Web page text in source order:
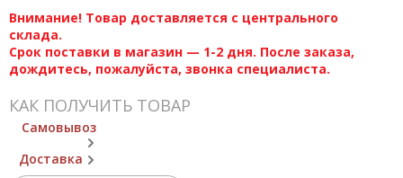
Внимание! Товар доставляется с центрального
склада.
Срок поставки в магазин — 1-2 дня. После заказа,
дождитесь, пожалуйста, звонка специалиста.
КАК ПОЛУЧИТЬ ТОВАР
Самовывоз
Доставка